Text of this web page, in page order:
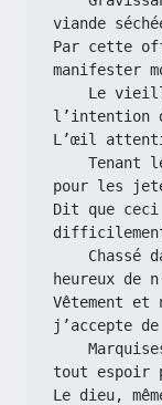
viande
Par cette
manifester
l’intention
L’œil
pour les
Dit que
heureux de
Vêtement
j’accepte
tout espoir
Le dieu,